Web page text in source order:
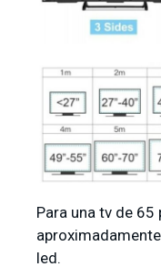
Para una tv de
led.